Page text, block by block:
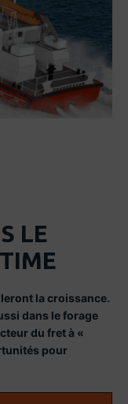
LE
la croissance.
dans le forage
du fret à «
pour